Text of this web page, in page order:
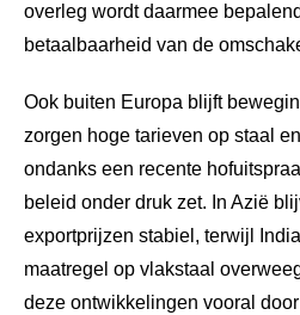
overleg wordt daarmee
betaalbaarheid van de
Ook buiten Europa blijft
zorgen hoge tarieven op staal en
ondanks een recente
beleid onder druk zet. In Azië
exportprijzen stabiel, terwijl
maatregel op vlakstaal
deze ontwikkelingen vooral